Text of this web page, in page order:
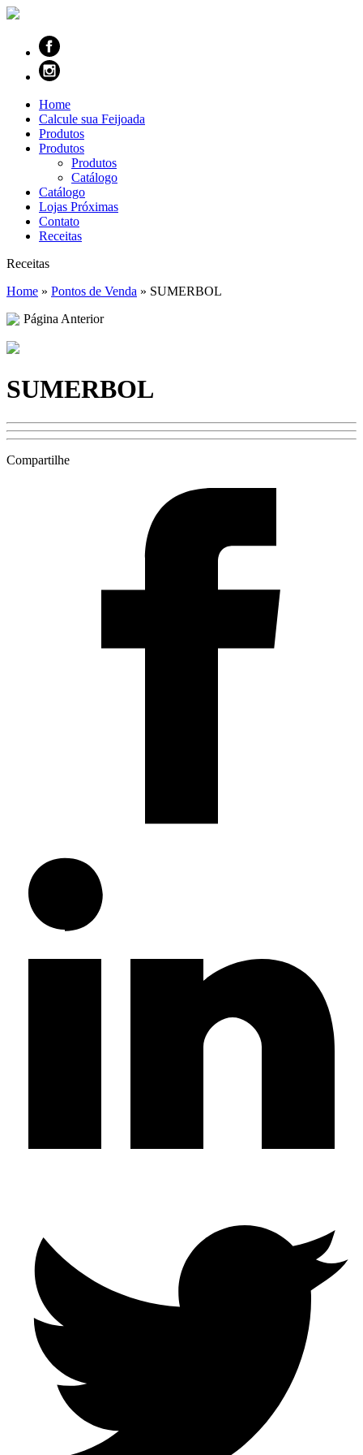
Home
Calcule sua Feijoada
Produtos
Produtos
Produtos
Catálogo
Catálogo
Lojas Próximas
Contato
Receitas
Receitas
Home » Pontos de Venda » SUMERBOL
Página Anterior
SUMERBOL
Compartilhe